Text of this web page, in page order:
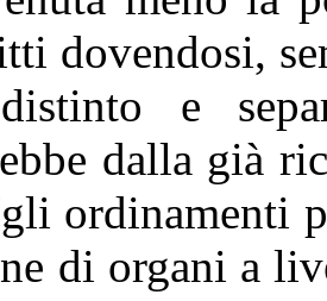
dovendosi,
e
dalla già
ordinamenti
di organi a